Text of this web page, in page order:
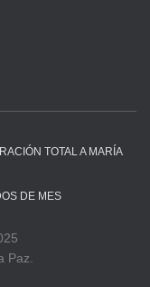
TOTAL A MARÍA
DE MES
Paz.